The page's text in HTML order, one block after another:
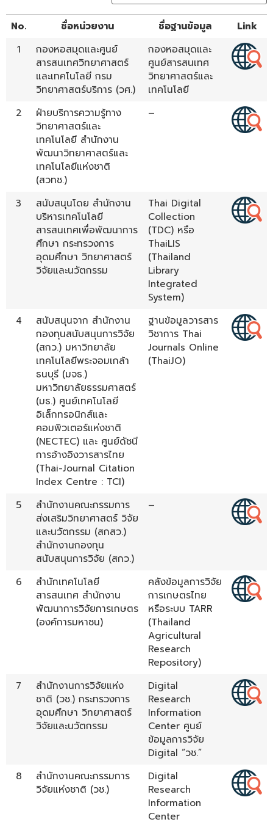
No. ชื่อหน่วยงาน ชื่อฐานข้อมูล
Link
1
กองหอสมุดและศูนย์
สารสนเทศวิทยาศาสตร์
และเทคโนโลยี กรม
วิทยาศาสตร์บริการ (วศ.)
กองหอสมุดและ
ศูนย์สารสนเทศ
วิทยาศาสตร์และ
เทคโนโลยี
2
ฝ่ายบริการความรู้ทาง
วิทยาศาสตร์และ
เทคโนโลยี สำนักงาน
พัฒนาวิทยาศาสตร์และ
เทคโนโลยีแห่งชาติ
(สวทช.)
–
3
สนับสนุนโดย สำนักงาน
บริหารเทคโนโลยี
สารสนเทศเพื่อพัฒนาการ
ศึกษา กระทรวงการ
อุดมศึกษา วิทยาศาสตร์
วิจัยและนวัตกรรม
Thai Digital
Collection
(TDC) หรือ
ThaiLIS
(Thailand
Library
Integrated
System)
4
สนับสนุนจาก สำนักงาน
กองทุนสนับสนุนการวิจัย
(สกว.) มหาวิทยาลัย
เทคโนโลยีพระจอมเกล้า
ธนบุรี (มจธ.)
มหาวิทยาลัยธรรมศาสตร์
(มธ.) ศูนย์เทคโนโลยี
อิเล็กทรอนิกส์และ
คอมพิวเตอร์แห่งชาติ
(NECTEC) และ ศูนย์ดัชนี
การอ้างอิงวารสารไทย
(Thai-Journal Citation
Index Centre : TCI)
ฐานข้อมูลวารสาร
วิชาการ Thai
Journals Online
(ThaiJO)
5
สำนักงานคณะกรรมการ
ส่งเสริมวิทยาศาสตร์ วิจัย
และนวัตกรรม (สกสว.)
สำนักงานกองทุน
สนับสนุนการวิจัย (สกว.)
–
6
สำนักเทคโนโลยี
สารสนเทศ สำนักงาน
พัฒนาการวิจัยการเกษตร
(องค์การมหาชน)
คลังข้อมูลการวิจัย
การเกษตรไทย
หรือระบบ TARR
(Thailand
Agricultural
Research
Repository)
7
สำนักงานการวิจัยแห่ง
ชาติ (วช.) กระทรวงการ
อุดมศึกษา วิทยาศาสตร์
วิจัยและนวัตกรรม
Digital
Research
Information
Center ศูนย์
ข้อมูลการวิจัย
Digital “วช.”
8
สำนักงานคณะกรรมการ
วิจัยแห่งชาติ (วช.)
Digital
Research
Information
Center